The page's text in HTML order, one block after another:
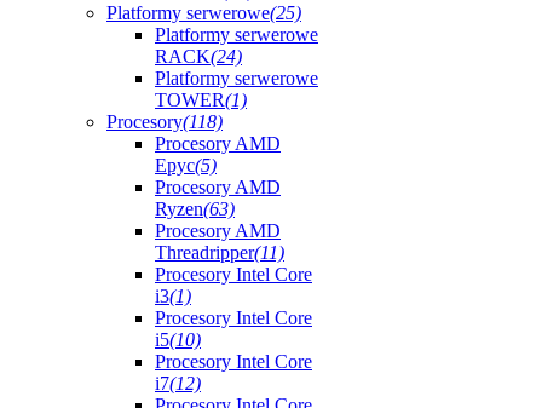
Platformy serwerowe(25)
Platformy serwerowe
RACK(24)
Platformy serwerowe
TOWER(1)
Procesory(118)
Procesory AMD
Epyc(5)
Procesory AMD
Ryzen(63)
Procesory AMD
Threadripper(11)
Procesory Intel Core
i3(1)
Procesory Intel Core
i5(10)
Procesory Intel Core
i7(12)